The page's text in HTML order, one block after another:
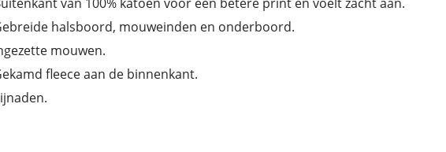
halsboord, mouweinden en onderboord.
mouwen.
fleece aan de binnenkant.